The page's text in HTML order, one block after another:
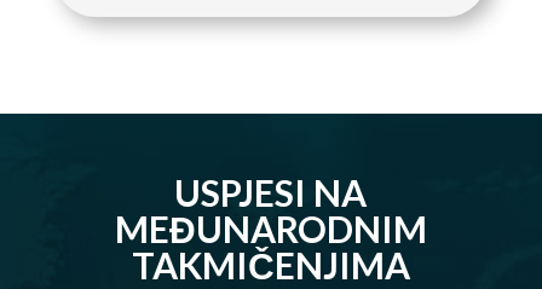
USPJESI NA
MEĐUNARODNIM
TAKMIČENJIMA